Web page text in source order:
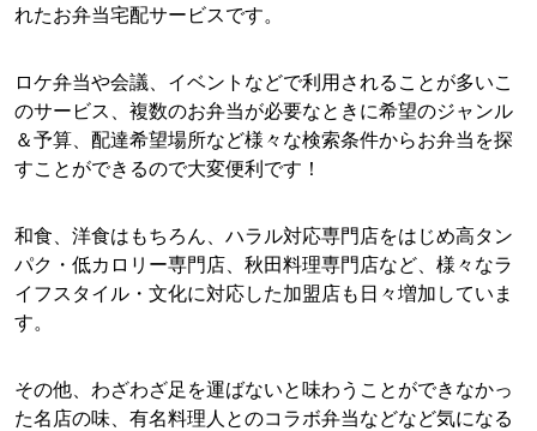
れたお弁当宅配サービスです。
ロケ弁当や会議、イベントなどで利用されることが多いこ
のサービス、複数のお弁当が必要なときに希望のジャンル
＆予算、配達希望場所など様々な検索条件からお弁当を探
すことができるので大変便利です！
和食、洋食はもちろん、ハラル対応専門店をはじめ高タン
パク・低カロリー専門店、秋田料理専門店など、様々なラ
イフスタイル・文化に対応した加盟店も日々増加していま
す。
その他、わざわざ足を運ばないと味わうことができなかっ
た名店の味、有名料理人とのコラボ弁当などなど気になる